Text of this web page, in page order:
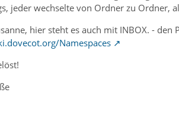
jeder wechselte von Ordner zu Ordner,
hier steht es auch mit INBOX. - den
Namespaces